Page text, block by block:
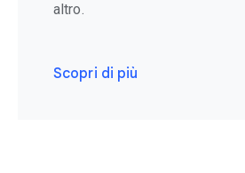
altro.
Scopri di più